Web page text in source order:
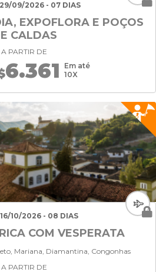
09/2026 - 07 DIAS
EXPOFLORA E POÇOS
CALDAS
A PARTIR DE
6.361
Em até
10X
10/2026 - 08 DIAS
COM VESPERATA
Mariana, Diamantina, Congonhas
A PARTIR DE